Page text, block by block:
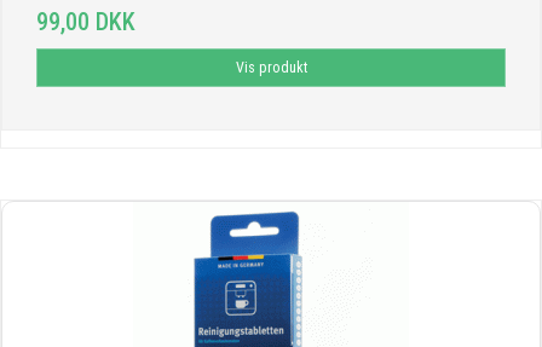
99,00 DKK
Vis produkt